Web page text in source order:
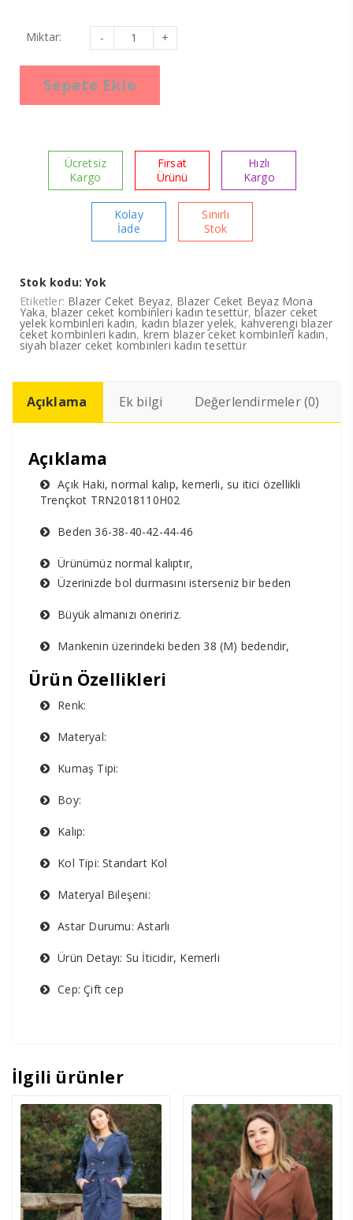
Miktar: Blazer
Ceket
Beyaz
Mona
adet
Sepete Ekle
Ücretsiz
Kargo
Fırsat
Ürünü
Hızlı
Kargo
Kolay
İade
Sınırlı
Stok
Stok kodu:Yok
Etiketler: Blazer Ceket Beyaz, Blazer Ceket Beyaz Mona
Yaka,blazer ceket kombinleri kadın tesettür,blazer ceket
yelek kombinleri kadın, kadın blazer yelek, kahverengi blazer
ceket kombinleri kadın, krem blazer ceket kombinleri kadın,
siyah blazer ceket kombinleri kadın tesettür
Açıklama Ek bilgi Değerlendirmeler (0)
Açıklama
Açık Haki, normal kalıp, kemerli, su itici özellikli
Trençkot TRN2018110H02
Beden 36-38-40-42-44-46
Ürünümüz normal kalıptır,
Üzerinizde bol durmasını isterseniz bir beden
Büyük almanızı öneririz.
Mankenin üzerindeki beden 38 (M) bedendir,
Ürün Özellikleri
Renk:
Materyal:
Kumaş Tipi:
Boy:
Kalıp:
Kol Tipi: Standart Kol
Materyal Bileşeni:
Astar Durumu: Astarlı
Ürün Detayı: Su İticidir, Kemerli
Cep: Çift cep
İlgili ürünler